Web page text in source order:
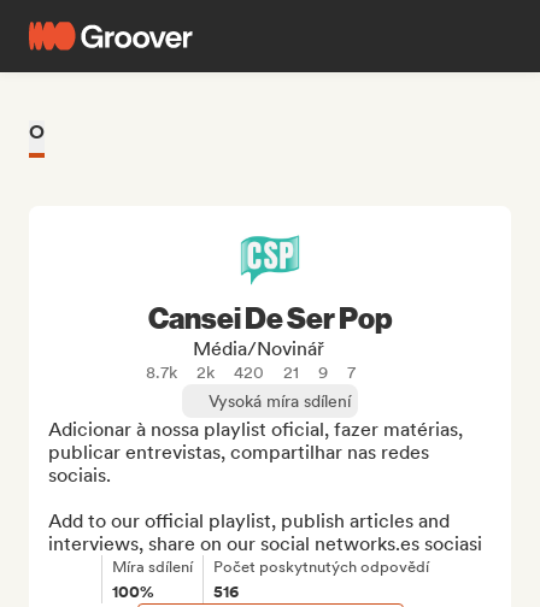
O
Cansei De Ser Pop
Média/novinář
8.7k 2k 420 21 9
7
Vysoká míra sdílení
Adicionar à nossa playlist oficial, fazer matérias,
publicar entrevistas, compartilhar nas redes
sociais.
Add to our official playlist, publish articles and
interviews, share on our social networks.es sociasi
Míra sdílení
100%
Počet poskytnutých odpovědí
516